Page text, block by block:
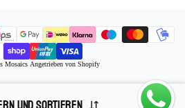
Zahlungsmethoden
Mosaics Angetrieben von Shopify